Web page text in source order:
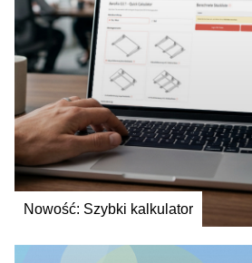
Nowość: Szybki kalkulator